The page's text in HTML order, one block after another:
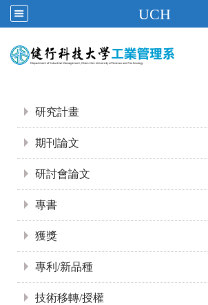
UCH
研究計畫
期刊論文
研討會論文
專書
獲獎
專利/新品種
技術移轉/授權